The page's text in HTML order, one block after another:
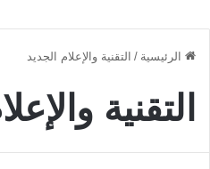
الرئيسية / التقنية والإعلام الجديد
التقنية